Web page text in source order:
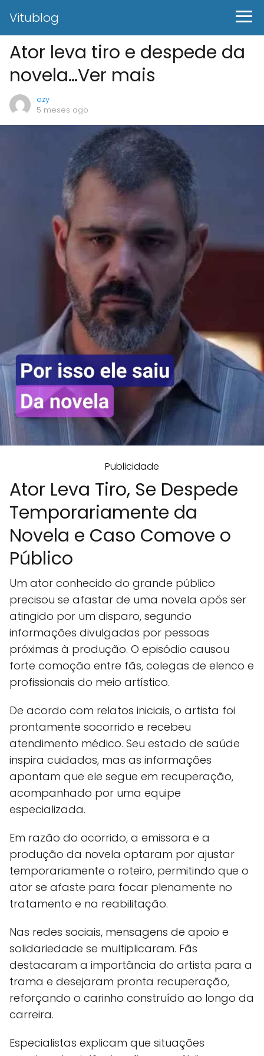
Vitublog
Ator leva tiro e despede da
novela…Ver mais
ozy
5 meses ago
Publicidade
Ator Leva Tiro, Se Despede
Temporariamente da
Novela e Caso Comove o
Público
Um ator conhecido do grande público
precisou se afastar de uma novela após ser
atingido por um disparo, segundo
informações divulgadas por pessoas
próximas à produção. O episódio causou
forte comoção entre fãs, colegas de elenco e
profissionais do meio artístico.
De acordo com relatos iniciais, o artista foi
prontamente socorrido e recebeu
atendimento médico. Seu estado de saúde
inspira cuidados, mas as informações
apontam que ele segue em recuperação,
acompanhado por uma equipe
especializada.
Em razão do ocorrido, a emissora e a
produção da novela optaram por ajustar
temporariamente o roteiro, permitindo que o
ator se afaste para focar plenamente no
tratamento e na reabilitação.
Nas redes sociais, mensagens de apoio e
solidariedade se multiplicaram. Fãs
destacaram a importância do artista para a
trama e desejaram pronta recuperação,
reforçando o carinho construído ao longo da
carreira.
Especialistas explicam que situações